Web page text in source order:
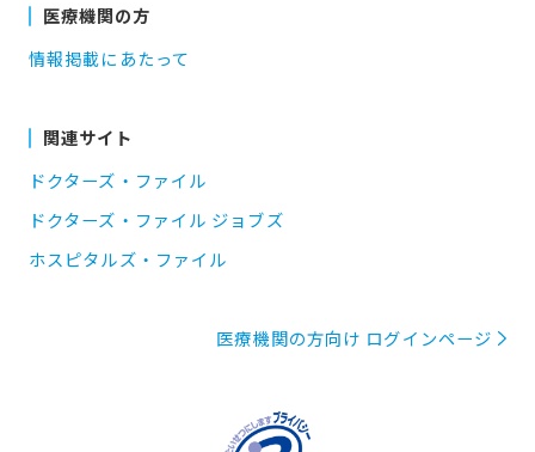
医療機関の方
情報掲載にあたって
関連サイト
ドクターズ・ファイル
ドクターズ・ファイル ジョブズ
ホスピタルズ・ファイル
医療機関の方向け ログインページ